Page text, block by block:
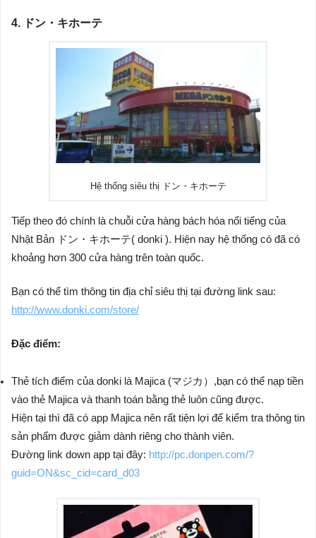
4. ドン・キホーテ
Hệ thống siêu thị ドン・キホーテ
Tiếp theo đó chính là chuỗi cửa hàng bách hóa nổi tiếng của
Nhật Bản ドン・キホーテ( donki ). Hiện nay hệ thống có đã có
khoảng hơn 300 cửa hàng trên toàn quốc.
Bạn có thể tìm thông tin địa chỉ siêu thị tại đường link sau:
http://www.donki.com/store/
Đặc điểm:
Thẻ tích điểm của donki là Majica (マジカ）,bạn có thể nạp tiền
vào thẻ Majica và thanh toán bằng thẻ luôn cũng được.
Hiện tại thì đã có app Majica nên rất tiện lợi để kiểm tra thông tin
sản phẩm được giảm dành riêng cho thành viên.
Đường link down app tại đây: http://pc.donpen.com/?
guid=ON&sc_cid=card_d03